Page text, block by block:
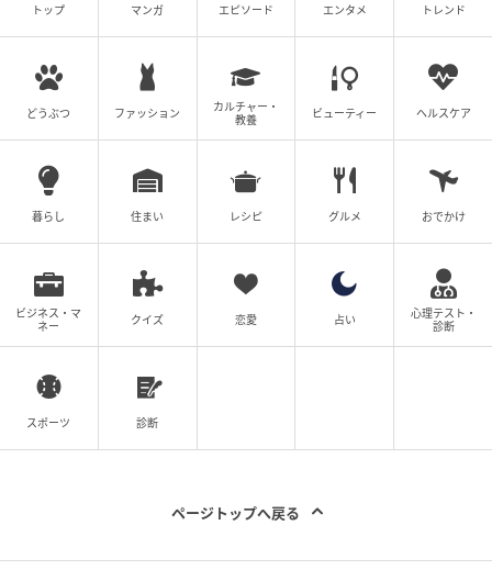
トップ マンガ エピソード エンタメ トレンド
どうぶつ ファッション
カルチャー・
教養
ビューティー ヘルスケア
暮らし 住まい レシピ グルメ おでかけ
ビジネス・マ
ネー
クイズ 恋愛 占い
心理テスト・
診断
スポーツ 診断
ページトップへ戻る